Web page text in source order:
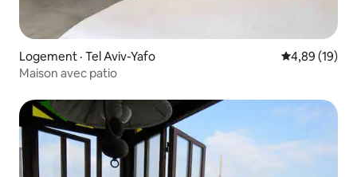
Logement · Tel Aviv-Yafo Note
4,89 (19)
Maison avec patio